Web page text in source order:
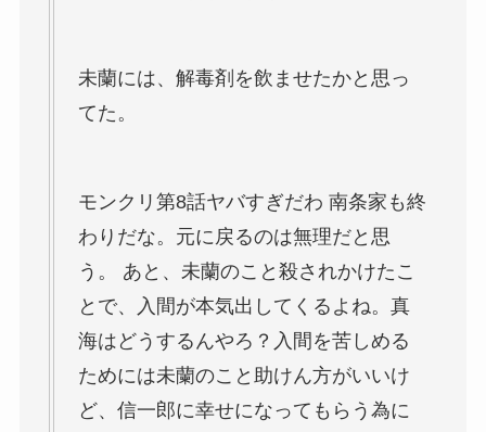
未蘭には、解毒剤を飲ませたかと思っ
てた。
モンクリ第8話ヤバすぎだわ 南条家も終
わりだな。元に戻るのは無理だと思
う。 あと、未蘭のこと殺されかけたこ
とで、入間が本気出してくるよね。真
海はどうするんやろ？入間を苦しめる
ためには未蘭のこと助けん方がいいけ
ど、信一郎に幸せになってもらう為に